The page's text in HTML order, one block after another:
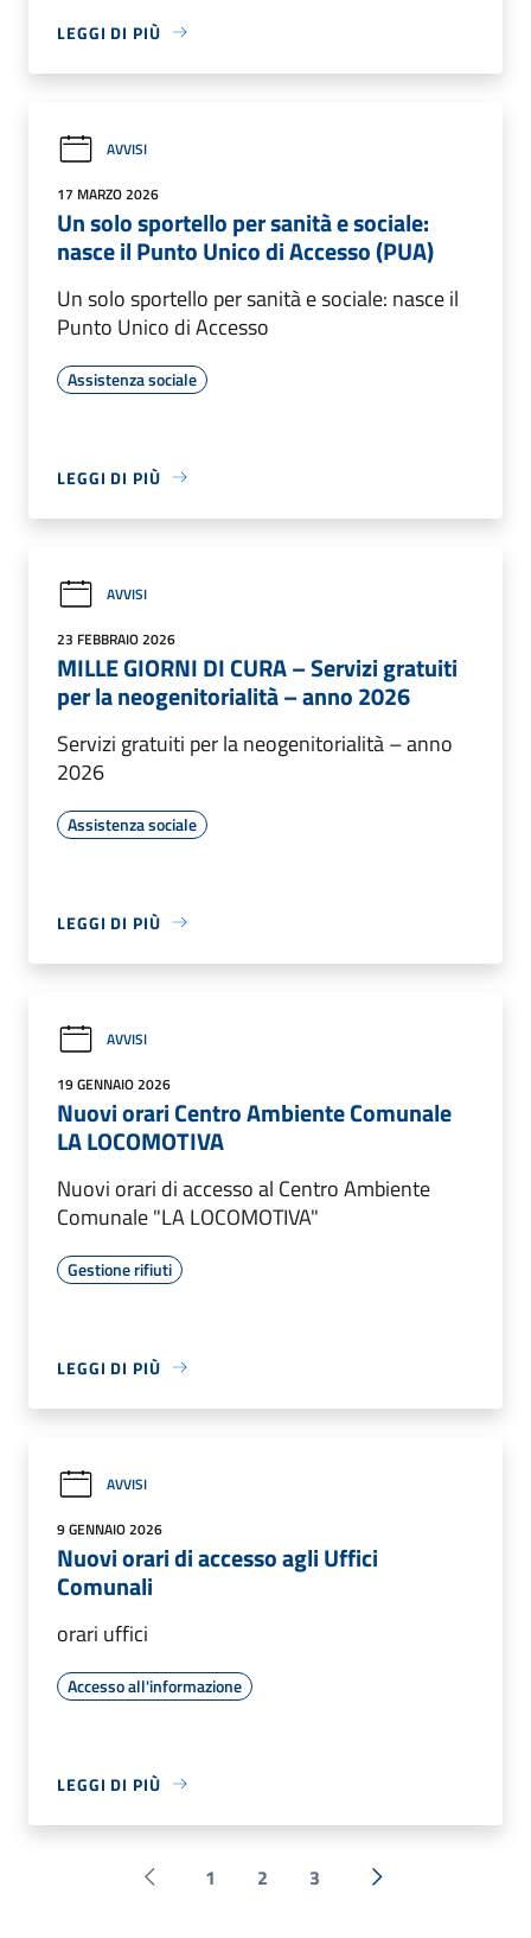
LEGGI DI PIÙ
AVVISI
17 MARZO 2026
Un solo sportello per sanità e sociale:
nasce il Punto Unico di Accesso (PUA)
Un solo sportello per sanità e sociale: nasce il
Punto Unico di Accesso
Assistenza sociale
LEGGI DI PIÙ
AVVISI
23 FEBBRAIO 2026
MILLE GIORNI DI CURA – Servizi gratuiti
per la neogenitorialità – anno 2026
Servizi gratuiti per la neogenitorialità – anno
2026
Assistenza sociale
LEGGI DI PIÙ
AVVISI
19 GENNAIO 2026
Nuovi orari Centro Ambiente Comunale
LA LOCOMOTIVA
Nuovi orari di accesso al Centro Ambiente
Comunale "LA LOCOMOTIVA"
Gestione rifiuti
LEGGI DI PIÙ
AVVISI
9 GENNAIO 2026
Nuovi orari di accesso agli Uffici
Comunali
orari uffici
Accesso all'informazione
LEGGI DI PIÙ
Pagina precedente
1 2 3 Successiva »